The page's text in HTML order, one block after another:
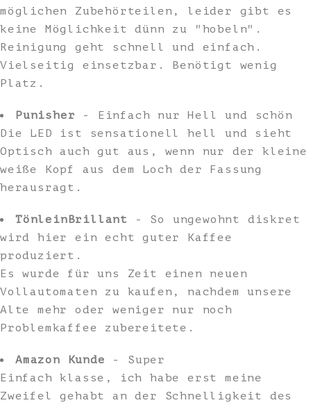
möglichen Zubehörteilen, leider gibt es
keine Möglichkeit dünn zu "hobeln".
Reinigung geht schnell und einfach.
Vielseitig einsetzbar. Benötigt wenig
Platz.
Punisher - Einfach nur Hell und schön
Die LED ist sensationell hell und sieht
Optisch auch gut aus, wenn nur der kleine
weiße Kopf aus dem Loch der Fassung
herausragt.
TönleinBrillant
- So ungewohnt diskret
wird hier ein echt guter Kaffee
produziert.
Es wurde für uns Zeit einen neuen
Vollautomaten zu kaufen, nachdem unsere
Alte mehr oder weniger nur noch
Problemkaffee zubereitete.
Amazon Kunde - Super
Einfach klasse, ich habe erst meine
Zweifel gehabt an der Schnelligkeit des